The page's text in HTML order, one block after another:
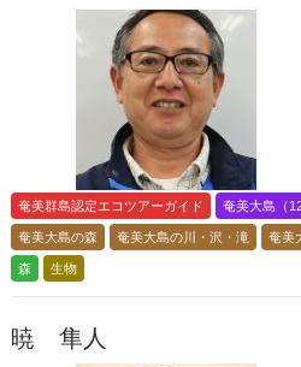
奄美群島認定エコツアーガイド 奄美大島（
奄美大島の森 奄美大島の川・沢・滝 奄美
森 生物
暁 隼人